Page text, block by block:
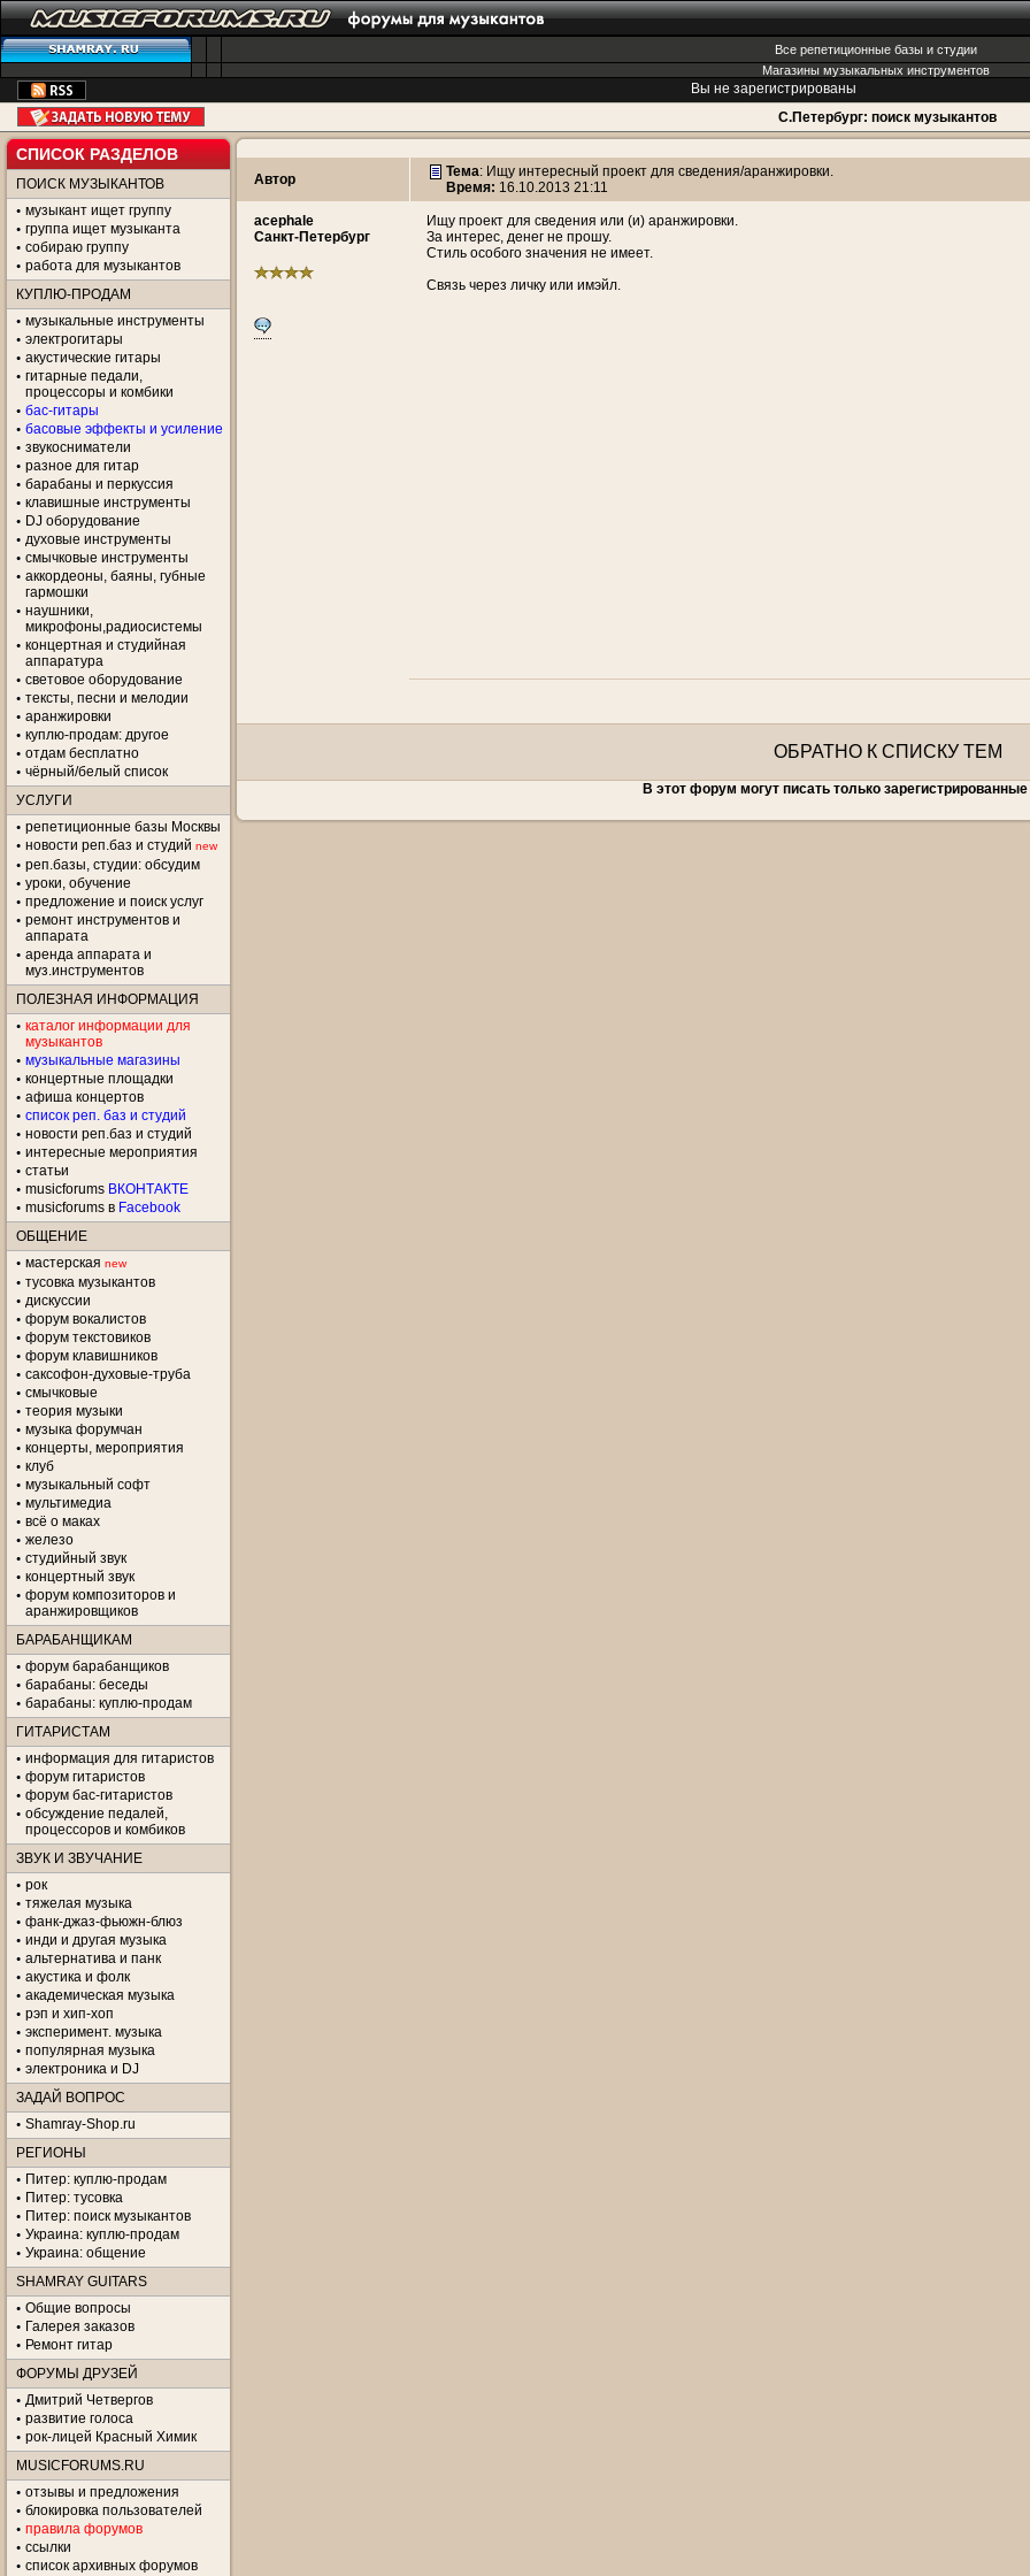
Все репетиционные базы и студии
Магазины музыкальных инструментов
Вы не зарегистрированы
С.Петербург: поиск музыкантов
СПИСОК РАЗДЕЛОВ
ПОИСК МУЗЫКАНТОВ
музыкант ищет группу
группа ищет музыканта
собираю группу
работа для музыкантов
КУПЛЮ-ПРОДАМ
музыкальные инструменты
электрогитары
акустические гитары
гитарные педали,
процессоры и комбики
бас-гитары
басовые эффекты и усиление
звукосниматели
разное для гитар
барабаны и перкуссия
клавишные инструменты
DJ оборудование
духовые инструменты
смычковые инструменты
аккордеоны, баяны, губные
гармошки
наушники,
микрофоны,радиосистемы
концертная и студийная
аппаратура
световое оборудование
тексты, песни и мелодии
аранжировки
куплю-продам: другое
отдам бесплатно
чёрный/белый список
УСЛУГИ
репетиционные базы Москвы
новости реп.баз и студий new
реп.базы, студии: обсудим
уроки, обучение
предложение и поиск услуг
ремонт инструментов и
аппарата
аренда аппарата и
муз.инструментов
ПОЛЕЗНАЯ ИНФОРМАЦИЯ
каталог информации для
музыкантов
музыкальные магазины
концертные площадки
aфиша концертов
список реп. баз и студий
новости реп.баз и студий
интересные мероприятия
статьи
musicforums ВКОНТАКТЕ
musicforums в Facebook
ОБЩЕНИЕ
мастерская new
тусовка музыкантов
дискуссии
форум вокалистов
форум текстовиков
форум клавишников
саксофон-духовые-труба
смычковые
теория музыки
музыка форумчан
концерты, мероприятия
клуб
музыкальный софт
мультимедиа
всё о маках
железо
студийный звук
концертный звук
форум композиторов и
аранжировщиков
БАРАБАНЩИКАМ
форум барабанщиков
барабаны: беседы
барабаны: куплю-продам
ГИТАРИСТАМ
информация для гитаристов
форум гитаристов
форум бас-гитаристов
обсуждение педалей,
процессоров и комбиков
ЗВУК И ЗВУЧАНИЕ
рок
тяжелая музыка
фанк-джаз-фьюжн-блюз
инди и другая музыка
альтернатива и панк
акустика и фолк
академическая музыка
рэп и хип-хоп
эксперимент. музыка
популярная музыка
электроника и DJ
ЗАДАЙ ВОПРОС
Shamray-Shop.ru
РЕГИОНЫ
Питер: куплю-продам
Питер: тусовка
Питер: поиск музыкантов
Украина: куплю-продам
Украина: общение
SHAMRAY GUITARS
Общие вопросы
Галерея заказов
Ремонт гитар
ФОРУМЫ ДРУЗЕЙ
Дмитрий Четвергов
развитие голоса
рок-лицей Красный Химик
MUSICFORUMS.RU
отзывы и предложения
блокировка пользователей
правила форумов
ссылки
список архивных форумов
Автор Тема: Ищу интересный проект для сведения/аранжировки.
Время: 16.10.2013 21:11
acephale
Санкт-Петербург
Ищу проект для сведения или (и) аранжировки.
За интерес, денег не прошу.
Стиль особого значения не имеет.
Связь через личку или имэйл.
ОБРАТНО К СПИСКУ ТЕМ
В этот форум могут писать только